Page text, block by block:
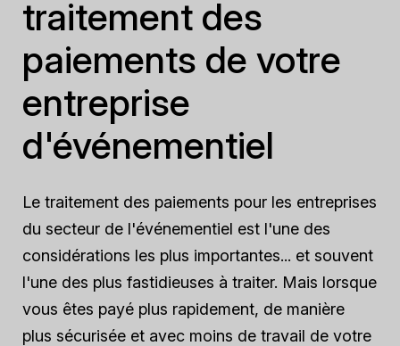
traitement des
paiements de votre
entreprise
d'événementiel
Le traitement des paiements pour les entreprises
du secteur de l'événementiel est l'une des
considérations les plus importantes... et souvent
l'une des plus fastidieuses à traiter. Mais lorsque
vous êtes payé plus rapidement, de manière
plus sécurisée et avec moins de travail de votre